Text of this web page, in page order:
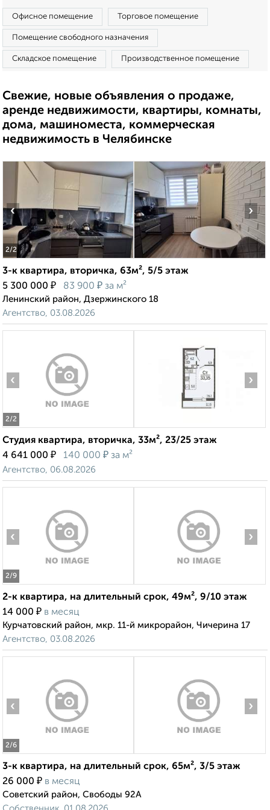
Офисное помещение Торговое помещение
Помещение свободного назначения
Складское помещение Производственное помещение
Свежие, новые объявления о продаже,
аренде недвижимости, квартиры, комнаты,
дома, машиноместа, коммерческая
недвижимость в Челябинске
2/2
‹ ›
3-к квартира, вторичка, 63м², 5/5 этаж
5 300 000 ₽ 83 900 ₽ за м²
Ленинский район, Дзержинского 18
Агентство, 03.08.2026
2/2
‹ ›
Студия квартира, вторичка, 33м², 23/25 этаж
4 641 000 ₽ 140 000 ₽ за м²
Агентство, 06.08.2026
2/9
‹ ›
2-к квартира, на длительный срок, 49м², 9/10 этаж
14 000 ₽ в месяц
Курчатовский район, мкр. 11-й микрорайон, Чичерина 17
Агентство, 03.08.2026
2/6
‹ ›
3-к квартира, на длительный срок, 65м², 3/5 этаж
26 000 ₽ в месяц
Советский район, Свободы 92А